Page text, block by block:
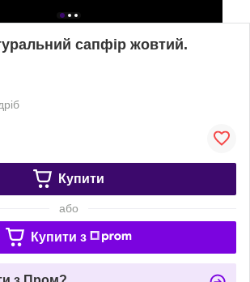
сапфір жовтий.
Купити
або
Купити з